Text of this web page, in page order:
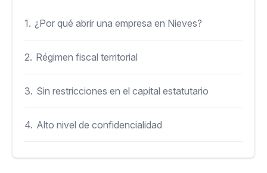
1. ¿Por qué abrir una empresa en Nieves?
2. Régimen fiscal territorial
3. Sin restricciones en el capital estatutario
4. Alto nivel de confidencialidad
5. Número de accionistas